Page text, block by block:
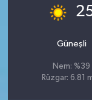
Güneşli
Nem: %39
Rüzgar: 6.81